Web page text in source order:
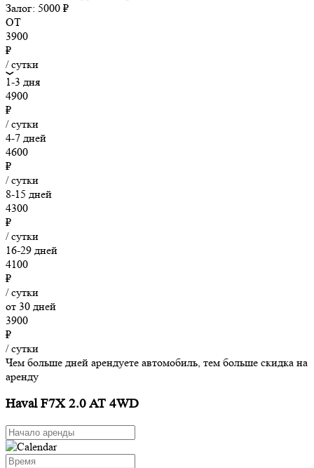
Залог: 5000 ₽
ОТ
3900
₽
/ сутки
1-3 дня
4900
₽
/ сутки
4-7 дней
4600
₽
/ сутки
8-15 дней
4300
₽
/ сутки
16-29 дней
4100
₽
/ сутки
от 30 дней
3900
₽
/ сутки
Чем больше дней арендуете автомобиль, тем больше скидка на
аренду
Haval F7X 2.0 AT 4WD